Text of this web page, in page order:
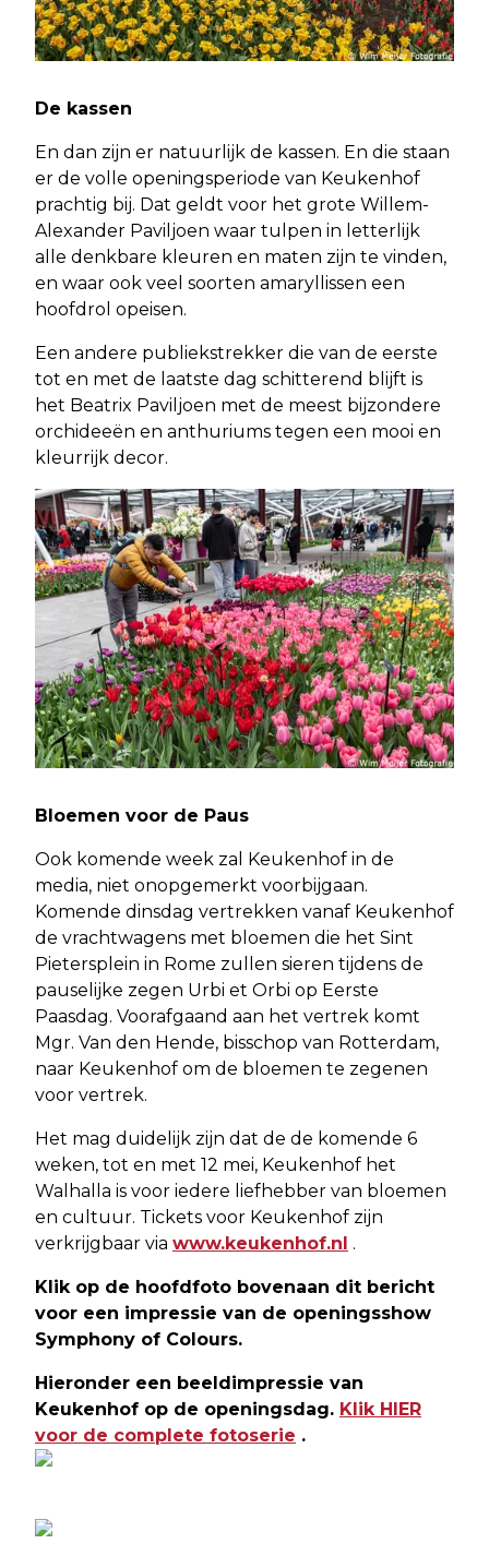
De kassen
En dan zijn er natuurlijk de kassen. En die staan
er de volle openingsperiode van Keukenhof
prachtig bij. Dat geldt voor het grote Willem-
Alexander Paviljoen waar tulpen in letterlijk
alle denkbare kleuren en maten zijn te vinden,
en waar ook veel soorten amaryllissen een
hoofdrol opeisen.
Een andere publiekstrekker die van de eerste
tot en met de laatste dag schitterend blijft is
het Beatrix Paviljoen met de meest bijzondere
orchideeën en anthuriums tegen een mooi en
kleurrijk decor.
Bloemen voor de Paus
Ook komende week zal Keukenhof in de
media, niet onopgemerkt voorbijgaan.
Komende dinsdag vertrekken vanaf Keukenhof
de vrachtwagens met bloemen die het Sint
Pietersplein in Rome zullen sieren tijdens de
pauselijke zegen Urbi et Orbi op Eerste
Paasdag. Voorafgaand aan het vertrek komt
Mgr. Van den Hende, bisschop van Rotterdam,
naar Keukenhof om de bloemen te zegenen
voor vertrek.
Het mag duidelijk zijn dat de de komende 6
weken, tot en met 12 mei, Keukenhof het
Walhalla is voor iedere liefhebber van bloemen
en cultuur. Tickets voor Keukenhof zijn
verkrijgbaar via www.keukenhof.nl .
Klik op de hoofdfoto bovenaan dit bericht
voor een impressie van de openingsshow
Symphony of Colours.
Hieronder een beeldimpressie van
Keukenhof op de openingsdag. Klik HIER
voor de complete fotoserie .